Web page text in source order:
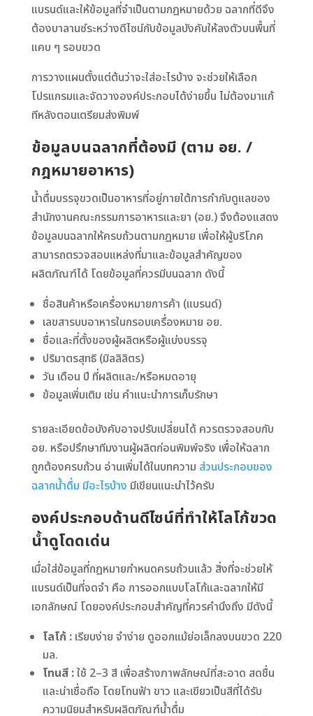
แบรนด์และให้ข้อมูลที่จำเป็นตามกฎหมายด้วย ฉลากที่ดีจึง
ต้องบาลานซ์ระหว่างดีไซน์กับข้อมูลบังคับให้ลงตัวบนพื้นที่
แคบ ๆ รอบขวด
การวางแผนตั้งแต่ต้นว่าจะใส่อะไรบ้าง จะช่วยให้เลือก
โปรแกรมและจัดวางองค์ประกอบได้ง่ายขึ้น ไม่ต้องมาแก้
ทีหลังตอนเตรียมส่งพิมพ์
ข้อมูลบนฉลากที่ต้องมี (ตาม อย. /
กฎหมายอาหาร)
น้ำดื่มบรรจุขวดเป็นอาหารที่อยู่ภายใต้การกำกับดูแลของ
สำนักงานคณะกรรมการอาหารและยา (อย.) จึงต้องแสดง
ข้อมูลบนฉลากให้ครบถ้วนตามกฎหมาย เพื่อให้ผู้บริโภค
สามารถตรวจสอบแหล่งที่มาและข้อมูลสำคัญของ
ผลิตภัณฑ์ได้ โดยข้อมูลที่ควรมีบนฉลาก ดังนี้
ชื่อสินค้าหรือเครื่องหมายการค้า (แบรนด์)
เลขสารบบอาหารในกรอบเครื่องหมาย อย.
ชื่อและที่ตั้งของผู้ผลิตหรือผู้แบ่งบรรจุ
ปริมาตรสุทธิ (มิลลิลิตร)
วัน เดือน ปี ที่ผลิตและ/หรือหมดอายุ
ข้อมูลเพิ่มเติม เช่น คำแนะนำการเก็บรักษา
รายละเอียดข้อบังคับอาจปรับเปลี่ยนได้ ควรตรวจสอบกับ
อย. หรือปรึกษาทีมงานผู้ผลิตก่อนพิมพ์จริง เพื่อให้ฉลาก
ถูกต้องครบถ้วน อ่านเพิ่มได้ในบทความ ส่วนประกอบของ
ฉลากน้ำดื่ม มีอะไรบ้าง มีเขียนแนะนำไว้ครับ
องค์ประกอบด้านดีไซน์ที่ทำให้โลโก้ขวด
น้ำดูโดดเด่น
เมื่อใส่ข้อมูลที่กฎหมายกำหนดครบถ้วนแล้ว สิ่งที่จะช่วยให้
แบรนด์เป็นที่จดจำ คือ การออกแบบโลโก้และฉลากให้มี
เอกลักษณ์ โดยองค์ประกอบสำคัญที่ควรคำนึงถึง มีดังนี้
โลโก้ : เรียบง่าย จำง่าย ดูออกแม้ย่อเล็กลงบนขวด 220
มล.
โทนสี :ใช้ 2–3 สี เพื่อสร้างภาพลักษณ์ที่สะอาด สดชื่น
และน่าเชื่อถือ โดยโทนฟ้า ขาว และเขียวเป็นสีที่ได้รับ
ความนิยมสำหรับผลิตภัณฑ์น้ำดื่ม